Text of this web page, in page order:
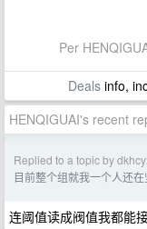
Per
Dealsinfo,
HENQIGUAI's recent
Replied to a topic by
目前整个组就我一个人还在
连阈值读成阀值我都能